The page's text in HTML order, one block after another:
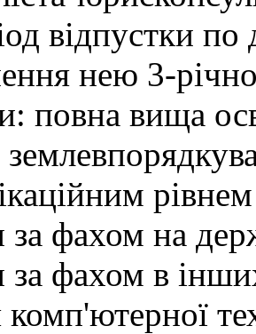
відпустки
нею 3-
повна вища
за фахом на
за фахом в
комп'ютерної